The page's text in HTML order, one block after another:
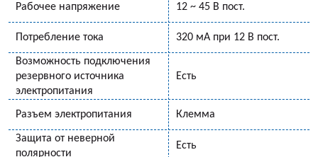
Рабочее напряжение 12 ~ 45 В пост.
Потребление тока 320 мА при 12 В пост.
Возможность подключения
резервного источника
электропитания
Есть
Разъем электропитания Клемма
Защита от неверной
полярности
Есть